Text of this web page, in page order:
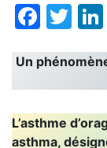
Un
L’asthme
asthma,